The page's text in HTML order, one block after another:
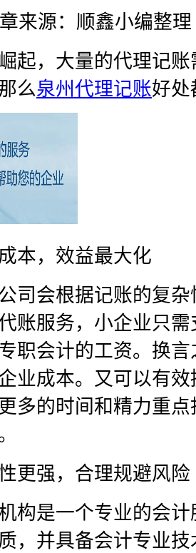
来源：顺鑫小编整理
，大量的代理记账
么泉州代理记账好处
，效益最大化
会根据记账的复杂
账服务，小企业只
职会计的工资。换
业成本。又可以有
多的时间和精力重
强，合理规避风险
是一个专业的会计
，并具备会计专业